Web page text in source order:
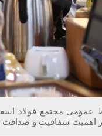
عمومی مجتمع فولاد
اهمیت شفافیت و صداقت